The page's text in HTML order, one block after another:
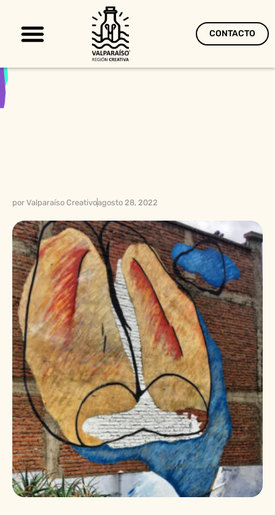
CONTACTO
por Valparaíso Creativoagosto 28, 2022